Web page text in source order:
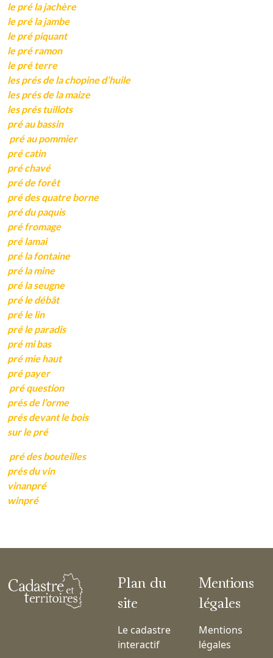
le pré la jachère
le pré la jambe
le pré piquant
le pré ramon
le pré terre
les prés de la chopine d’huile
les prés de la maize
les prés tuillots
pré au bassin
pré au pommier
pré catin
pré chavé
pré de forêt
pré des quatre borne
pré du paquis
pré fromage
pré lamai
pré la fontaine
pré la mine
pré la seugne
pré le débât
pré le lin
pré le paradis
pré mi bas
pré mie haut
pré payer
pré question
prés de l’orme
prés devant le bois
sur le pré
pré des bouteilles
prés du vin
vinanpré
winpré
Plan du
site
Le cadastre
interactif
Mentions
légales
Mentions
légales